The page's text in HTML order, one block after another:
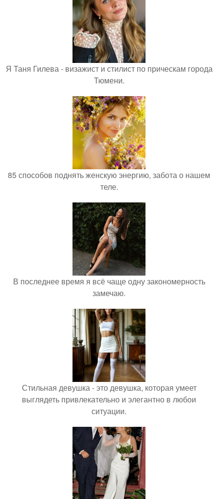
Я Таня Гилева - визажист и стилист по прическам города
Тюмени.
85 способов поднять женскую энергию, забота о нашем
теле.
В последнее время я всё чаще одну закономерность
замечаю.
Стильная девушка - это девушка, которая умеет
выглядеть привлекательно и элегантно в любои
ситуации.